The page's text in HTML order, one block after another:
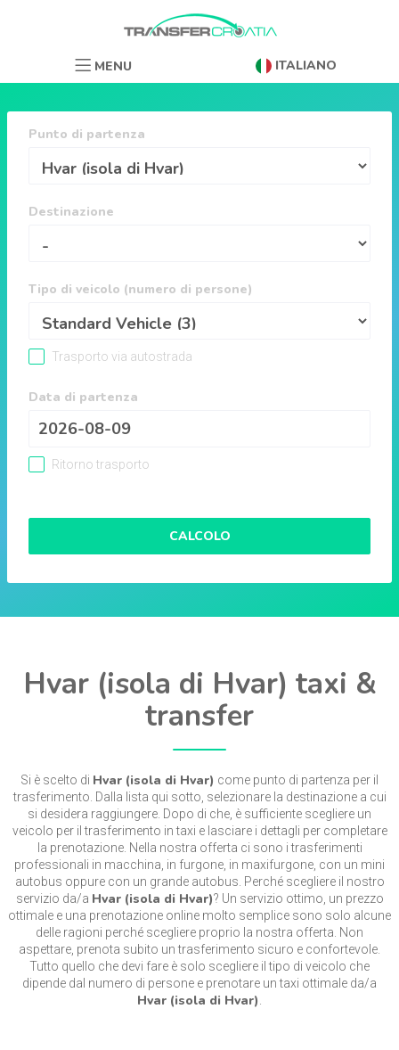
ITALIANO
MENU
Punto di partenza
Destinazione
Tipo di veicolo (numero di persone)
Trasporto via autostrada
Data di partenza
Ritorno trasporto
CALCOLO
Hvar (isola di Hvar) taxi &
transfer
Si è scelto di Hvar (isola di Hvar) come punto di partenza per il
trasferimento. Dalla lista qui sotto, selezionare la destinazione a cui
si desidera raggiungere. Dopo di che, è sufficiente scegliere un
veicolo per il trasferimento in taxi e lasciare i dettagli per completare
la prenotazione. Nella nostra offerta ci sono i trasferimenti
professionali in macchina, in furgone, in maxifurgone, con un mini
autobus oppure con un grande autobus. Perché scegliere il nostro
servizio da/a Hvar (isola di Hvar)? Un servizio ottimo, un prezzo
ottimale e una prenotazione online molto semplice sono solo alcune
delle ragioni perché scegliere proprio la nostra offerta. Non
aspettare, prenota subito un trasferimento sicuro e confortevole.
Tutto quello che devi fare è solo scegliere il tipo di veicolo che
dipende dal numero di persone e prenotare un taxi ottimale da/a
Hvar (isola di Hvar).